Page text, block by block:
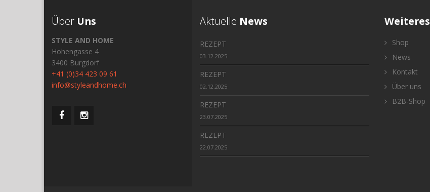
Über Uns
STYLE AND HOME
Hohengasse 4
3400 Burgdorf
+41 (0)34 423 09 61
info@styleandhome.ch
Aktuelle News
REZEPT
03.12.2025
REZEPT
02.12.2025
REZEPT
23.07.2025
REZEPT
22.07.2025
Weiteres
Shop
News
Kontakt
Über uns
B2B-Shop